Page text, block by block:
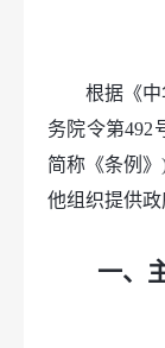
知识产权
法治政府建设
根据《
务院令第492
简称《条例
他组织提供政
一、